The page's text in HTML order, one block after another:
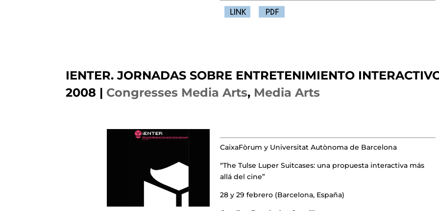
IENTER. JORNADAS SOBRE ENTRETENIMIENTO
2008 | Congresses Media Arts, Media Arts
CaixaFòrum y Universitat Autònoma de Barcelona
“The Tulse Luper Suitcases: una propuesta interactiva más
allá del cine”
28 y 29 febrero (Barcelona, España)